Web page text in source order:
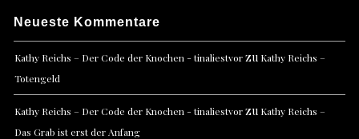
Neueste Kommentare
Kathy Reichs – Der Code der Knochen - tinaliestvorzu Kathy Reichs –
Totengeld
Kathy Reichs – Der Code der Knochen - tinaliestvorzu Kathy Reichs –
Das Grab ist erst der Anfang